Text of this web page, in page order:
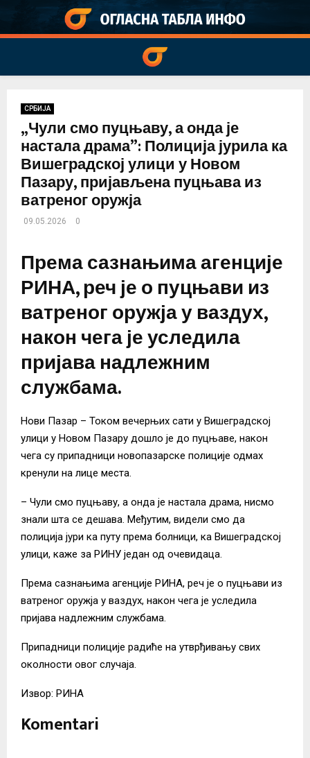
PRIMARY
MENU
СРБИЈА
„Чули смо пуцњаву, а онда је
настала драма”: Полиција јурила ка
Вишеградској улици у Новом
Пазару, пријављена пуцњава из
ватреног оружја
09.05.2026 0
Према сазнањима агенције
РИНА, реч је о пуцњави из
ватреног оружја у ваздух,
након чега је уследила
пријава надлежним
службама.
Нови Пазар – Током вечерњих сати у Вишеградској
улици у Новом Пазару дошло је до пуцњаве, након
чега су припадници новопазарске полиције одмах
кренули на лице места.
– Чули смо пуцњаву, а онда је настала драма, нисмо
знали шта се дешава. Међутим, видели смо да
полиција јури ка путу према болници, ка Вишеградској
улици, каже за РИНУ један од очевидаца.
Према сазнањима агенције РИНА, реч је о пуцњави из
ватреног оружја у ваздух, након чега је уследила
пријава надлежним службама.
Припадници полиције радиће на утврђивању свих
околности овог случаја.
Извор: РИНА
Komentari